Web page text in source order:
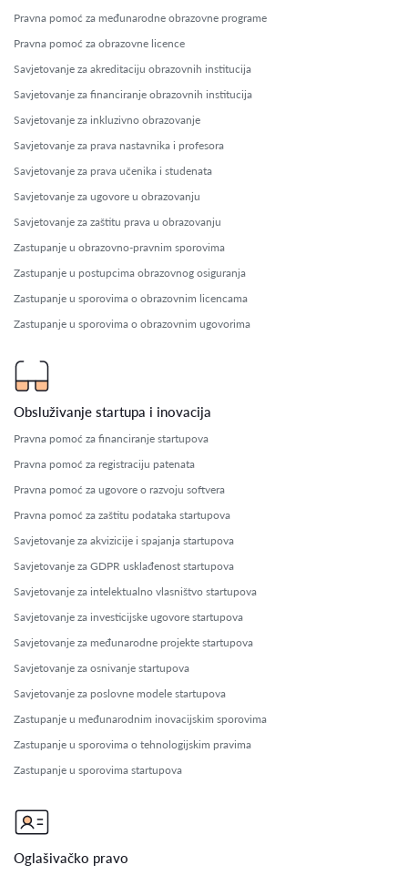
Pravna pomoć za međunarodne obrazovne programe
Pravna pomoć za obrazovne licence
Savjetovanje za akreditaciju obrazovnih institucija
Savjetovanje za financiranje obrazovnih institucija
Savjetovanje za inkluzivno obrazovanje
Savjetovanje za prava nastavnika i profesora
Savjetovanje za prava učenika i studenata
Savjetovanje za ugovore u obrazovanju
Savjetovanje za zaštitu prava u obrazovanju
Zastupanje u obrazovno-pravnim sporovima
Zastupanje u postupcima obrazovnog osiguranja
Zastupanje u sporovima o obrazovnim licencama
Zastupanje u sporovima o obrazovnim ugovorima
Obsluživanje startupa i inovacija
Pravna pomoć za financiranje startupova
Pravna pomoć za registraciju patenata
Pravna pomoć za ugovore o razvoju softvera
Pravna pomoć za zaštitu podataka startupova
Savjetovanje za akvizicije i spajanja startupova
Savjetovanje za GDPR usklađenost startupova
Savjetovanje za intelektualno vlasništvo startupova
Savjetovanje za investicijske ugovore startupova
Savjetovanje za međunarodne projekte startupova
Savjetovanje za osnivanje startupova
Savjetovanje za poslovne modele startupova
Zastupanje u međunarodnim inovacijskim sporovima
Zastupanje u sporovima o tehnologijskim pravima
Zastupanje u sporovima startupova
Oglašivačko pravo